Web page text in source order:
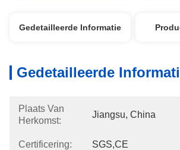
Gedetailleerde Informatie
Gedetailleerde
Plaats Van
Herkomst:
Jiangsu, China
Certificering: SGS,CE